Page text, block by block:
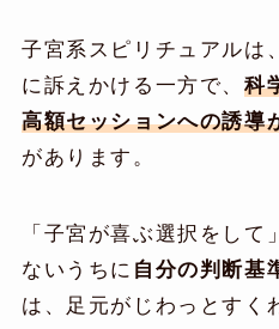
子宮系スピリチュアルは
に訴えかける一方で、科
高額セッションへの誘導
があります。
「子宮が喜ぶ選択をし
ないうちに 自分の判断基
は、足元がじわっとすく